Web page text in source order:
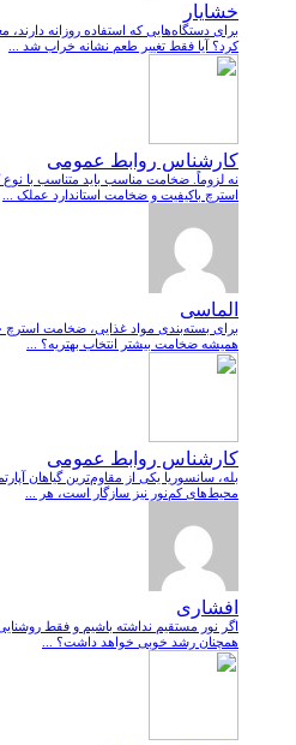
خشایار
برای دستگاه‌هایی که استفاده روزانه دارند،
کرد؟ آیا فقط تغییر طعم نشانه خراب شد ...
کارشناس روابط عمومی
نه لزوماً. ضخامت مناسب باید متناسب با نوع
استرچ باکیفیت و ضخامت استاندارد عملک ...
الماسی
برای بسته‌بندی مواد غذایی، ضخامت استرچ
همیشه ضخامت بیشتر انتخاب بهتریه؟ ...
کارشناس روابط عمومی
بله، سانسوریا یکی از مقاوم‌ترین گیاهان
محیط‌های کم‌نور نیز سازگار است، هر ...
افشاری
اگر نور مستقیم نداشته باشیم و فقط
همچنان رشد خوبی خواهد داشت؟ ...